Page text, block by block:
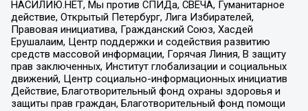
НАСИЛИЮ.НЕТ, Мы против СПИДа, СВЕЧА, Гуманитарное
действие, Открытый Петербург, Лига Избирателей,
Правовая инициатива, Гражданский Союз, Хасдей
Ерушалаим, Центр поддержки и содействия развитию
средств массовой информации, Горячая Линия, В защиту
прав заключенных, Институт глобализации и социальных
движений, Центр социально-информационных инициатив
Действие, Благотворительный фонд охраны здоровья и
защиты прав граждан, Благотворительный фонд помощи